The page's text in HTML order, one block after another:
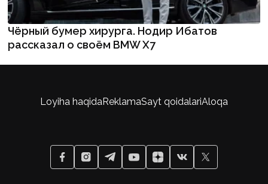
Чёрный бумер хирурга. Нодир Ибатов
рассказал о своём BMW X7
Loyiha haqidaReklamaSayt qoidalariAloqa